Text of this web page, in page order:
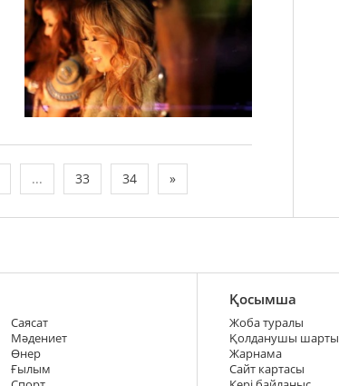
... 33 34 »
Саясат
Мәдениет
Өнер
Ғылым
Қосымша
Жоба туралы
Қолданушы шарты
Жарнама
Сайт картасы